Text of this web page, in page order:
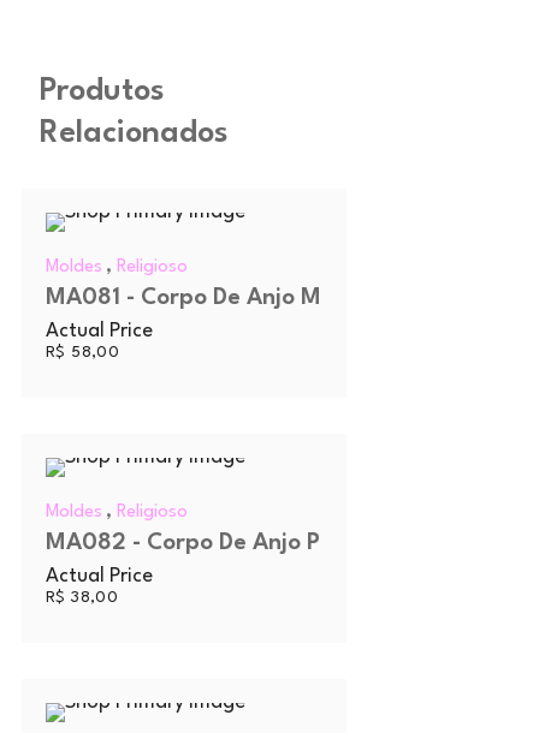
Produtos
Relacionados
Moldes , Religioso
MA081 - Corpo De Anjo M
Actual Price
R$ 58,00
Moldes , Religioso
MA082 - Corpo De Anjo P
Actual Price
R$ 38,00